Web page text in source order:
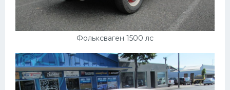
Фольксваген 1500 лс
БМВ
МАЗ
Мерседес
Фольксваген